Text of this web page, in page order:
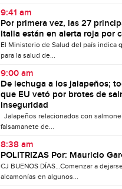
9:41 am
Por primera vez, las 27
Italia están en alerta roja por
El Ministerio de Salud del país indica
para la salud de...
9:00 am
De lechuga a los jalapeños;
que EU vetó por brotes de
inseguridad
Jalapeños relacionados con
falsamanete de...
8:38 am
POLITRIZAS Por: Mauricio
CJ BUENOS DÍAS…Comenzar a
alcamonías en algunos...